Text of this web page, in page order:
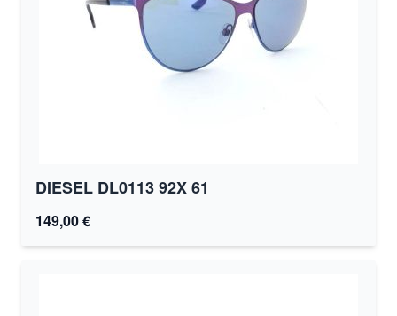
DIESEL DL0113 92X 61
149,00 €